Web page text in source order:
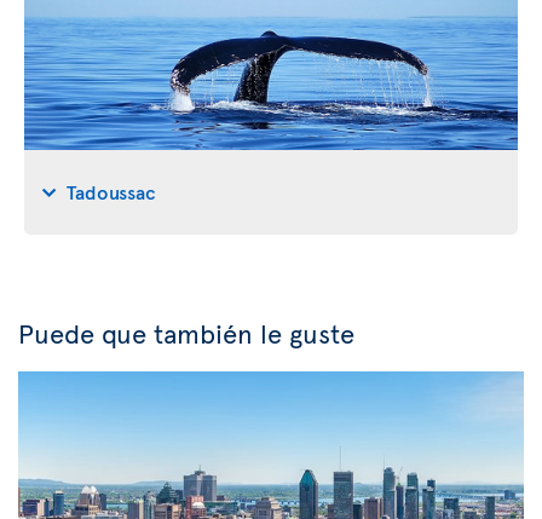
Tadoussac
Puede que también le guste